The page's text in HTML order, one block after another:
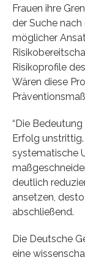
Frauen ihre
der Suche
möglicher
Risikoprofile
Wären diese
“Die
Erfolg
systematische
deutlich
ansetzen,
abschließend.
Die Deutsche
eine